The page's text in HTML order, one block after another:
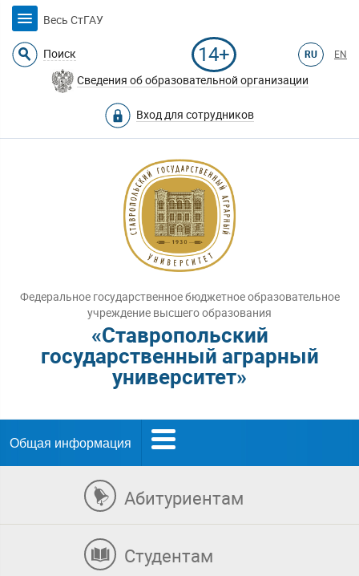
Весь СтГАУ
Поиск 14+ RU EN
Сведения об образовательной организации
Вход для сотрудников
Федеральное государственное бюджетное образовательное
учреждение высшего образования
«Ставропольский
государственный аграрный
университет»
Общая информация
Абитуриентам
Студентам